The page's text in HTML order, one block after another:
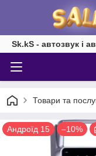
Sk.kS - автозвук і
Товари та
Андроїд 15 –10%